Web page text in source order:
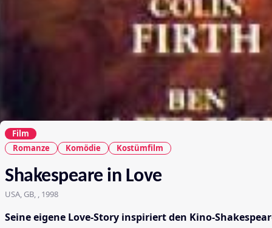
Film
Romanze
Komödie Kostümfilm
Shakespeare in Love
USA, GB, , 1998
Seine eigene Love-Story inspiriert den Kino-